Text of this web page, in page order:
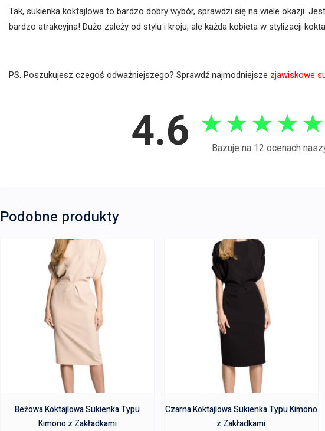
Tak, sukienka koktajlowa to bardzo dobry wybór, sprawdzi się na wiele okazji.
bardzo atrakcyjna! Dużo zależy od stylu i kroju, ale każda kobieta w stylizacji
PS. Poszukujesz czegoś odważniejszego? Sprawdź najmodniejsze zjawiskowe
4.6 ★ ★ ★ ★ ★
Bazuje na 12 ocenach
Podobne produkty
Beżowa Koktajlowa Sukienka Typu
Kimono z Zakładkami
Czarna Koktajlowa Sukienka Typu Kimono
z Zakładkami